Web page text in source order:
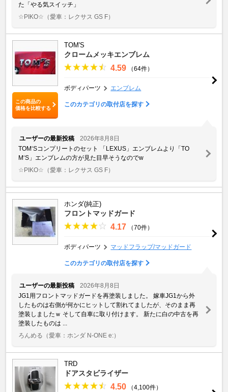
た「やる気スイッチ」
☆PIKO☆ （愛車：レクサス GS F）
この商品の
価格を比較する
TOM'S
クロームメッキエンブレム
4.59 （64件）
ボディパーツ エンブレム
このカテゴリの取付店を探す
ユーザーの最新投稿
2026年8月8日
TOM‘Sコンプリートのセット 「LEXUS」エンブレムより「TO
M‘S」エンブレムの方が見た目早そうなのでw
☆PIKO☆ （愛車：レクサス GS F）
ホンダ(純正)
フロントマッドガード
4.17 （70件）
ボディパーツ マッドフラップ/マッドガード
このカテゴリの取付店を探す
ユーザーの最新投稿
2026年8月8日
JG1用フロントマッドガードを再塗装しました。 嫁車JG1から外
したものは右側が何かにヒットして割れてましたが、そのまま再
塗装しましたｗ そして自車に取り付けます。 新たに白の中古を再
塗装したものは ...
ろんめる （愛車：ホンダ N-ONE e:）
TRD
ドアスタビライザー
4.50 （4,100件）